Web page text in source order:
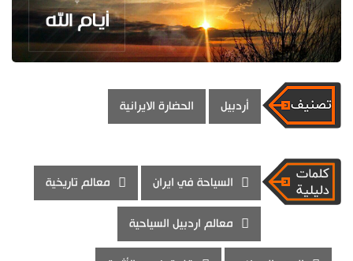
أردبيل الحضارة الايرانية
السياحة في ايران معالم تاريخية
معالم اردبيل السياحية